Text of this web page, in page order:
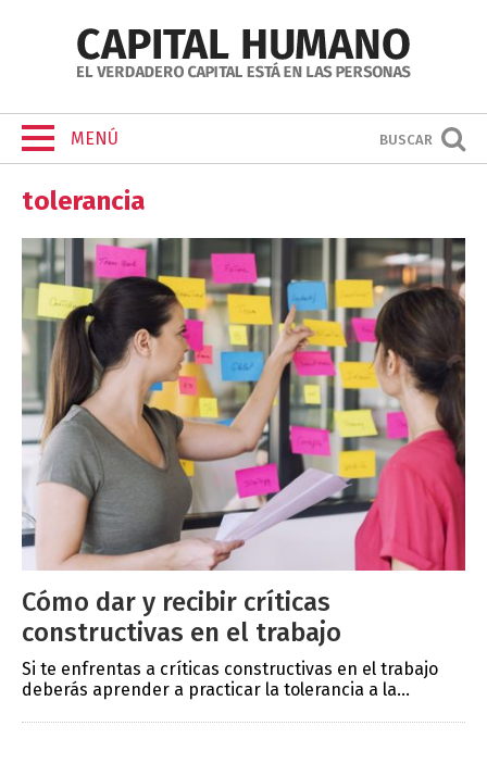
MENÚ BUSCAR
tolerancia
Cómo dar y recibir críticas
constructivas en el trabajo
Si te enfrentas a críticas constructivas en el trabajo
deberás aprender a practicar la tolerancia a la...